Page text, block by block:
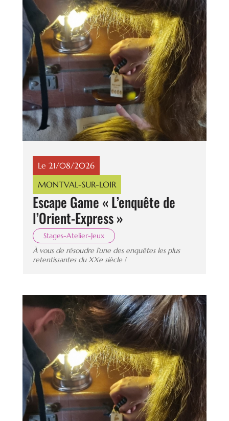
Le 21/08/2026
MONTVAL-SUR-LOIR
Escape Game « L’enquête de
l’Orient-Express »
Stages-Atelier-Jeux
À vous de résoudre l’une des enquêtes les plus
retentissantes du XXe siècle !